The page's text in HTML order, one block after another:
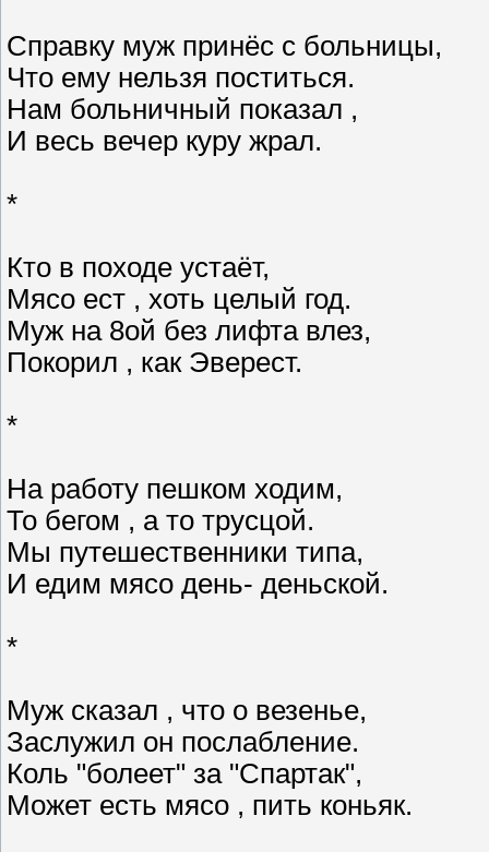
Справку муж принёс с больницы,
Что ему нельзя поститься.
Нам больничный показал ,
И весь вечер куру жрал.
*
Кто в походе устаёт,
Мясо ест , хоть целый год.
Муж на 8ой без лифта влез,
Покорил , как Эверест.
*
На работу пешком ходим,
То бегом , а то трусцой.
Мы путешественники типа,
И едим мясо день- деньской.
*
Муж сказал , что о везенье,
Заслужил он послабление.
Коль "болеет" за "Спартак",
Может есть мясо , пить коньяк.